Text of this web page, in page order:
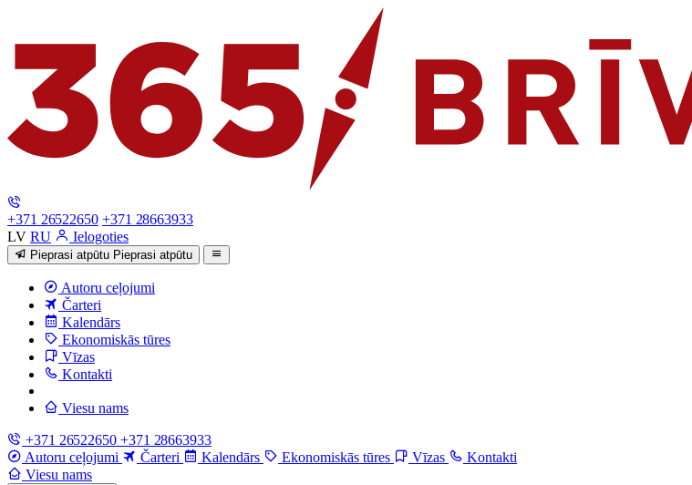
+371 26522650 +371 28663933
LV RU Ielogoties
Pieprasi atpūtu Pieprasi atpūtu
Autoru ceļojumi
Čarteri
Kalendārs
Ekonomiskās tūres
Vīzas
Kontakti
Viesu nams
+371 26522650 +371 28663933
Autoru ceļojumi
Čarteri Kalendārs Ekonomiskās tūres Vīzas
Kontakti
Viesu nams